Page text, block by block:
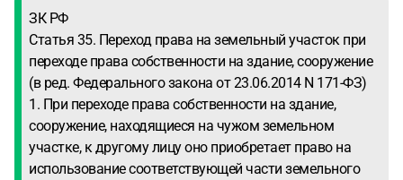
ЗК РФ
Статья 35. Переход права на земельный участок при
переходе права собственности на здание, сооружение
(в ред. Федерального закона от 23.06.2014 N 171-ФЗ)
1. При переходе права собственности на здание,
сооружение, находящиеся на чужом земельном
участке, к другому лицу оно приобретает право на
использование соответствующей части земельного